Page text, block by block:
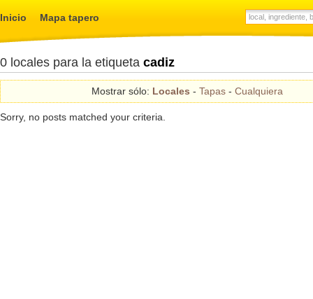
Inicio Mapa tapero
0 locales para la etiqueta cadiz
Mostrar sólo: Locales - Tapas- Cualquiera
Sorry, no posts matched your criteria.